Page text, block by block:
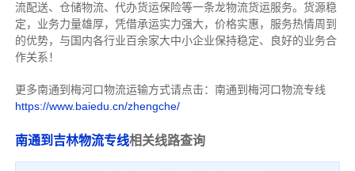
流配送、仓储物流、代办货运保险等一条龙物流货运服务。货源稳
定，业务力量雄厚，凭借承运实力强大，价格实惠，服务热情周到
的优势，与国内各行业百余家大中小企业保持稳定、良好的业务合
作关系！
更多南通到梅河口物流运输方式请点击：南通到梅河口物流专线
https://www.baiedu.cn/zhengche/
南通到吉林物流专线相关线路查询